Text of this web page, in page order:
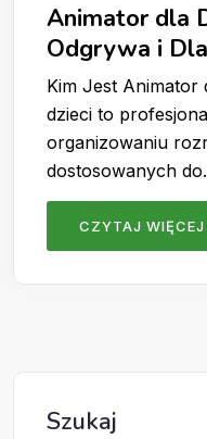
Animator dla
Odgrywa i
Wynająć?
Kim Jest Animator
dzieci to
organizowaniu
dostosowanych
CZYTAJ WIĘCEJ
Szukaj